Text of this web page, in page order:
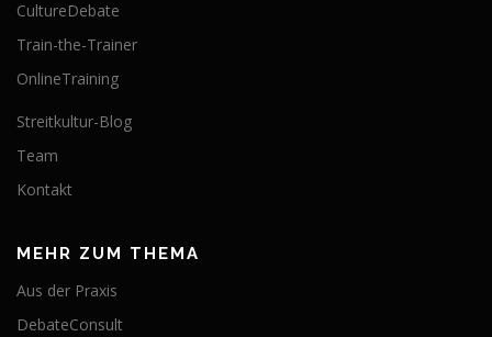
CultureDebate
Train-the-Trainer
OnlineTraining
Streitkultur-Blog
Team
Kontakt
MEHR ZUM THEMA
Aus der Praxis
DebateConsult